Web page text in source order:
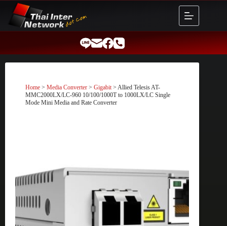
content
Home > Media Converter > Gigabit> Allied Telesis AT-
MMC2000LX/LC-960 10/100/1000T to 1000LX/LC Single
Mode Mini Media and Rate Converter